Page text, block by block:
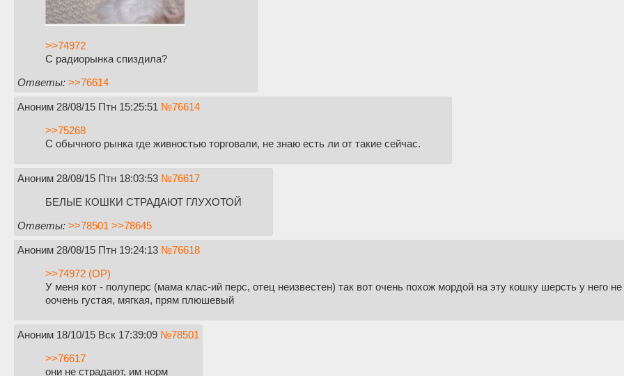
>>74972
С радиорынка спиздила?
Ответы: >>76614
Аноним 28/08/15 Птн 15:25:51 №76614
>>75268
С обычного рынка где живностью торговали, не знаю есть ли от такие сейчас.
Аноним 28/08/15 Птн 18:03:53 №76617
БЕЛЫЕ КОШКИ СТРАДАЮТ ГЛУХОТОЙ
Ответы: >>78501 >>78645
Аноним 28/08/15 Птн 19:24:13 №76618
>>74972 (OP)
У меня кот - полуперс (мама клас-ий перс, отец неизвестен) так вот очень похож мордой на эту кошку шерсть у него
оочень густая, мягкая, прям плюшевый
Аноним 18/10/15 Вск 17:39:09 №78501
>>76617
они не страдают, им норм